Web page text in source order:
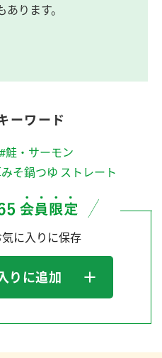
ります。
ーワード
#鮭・サーモン
そ鍋つゆ ストレート
に入りに保存
りに追加